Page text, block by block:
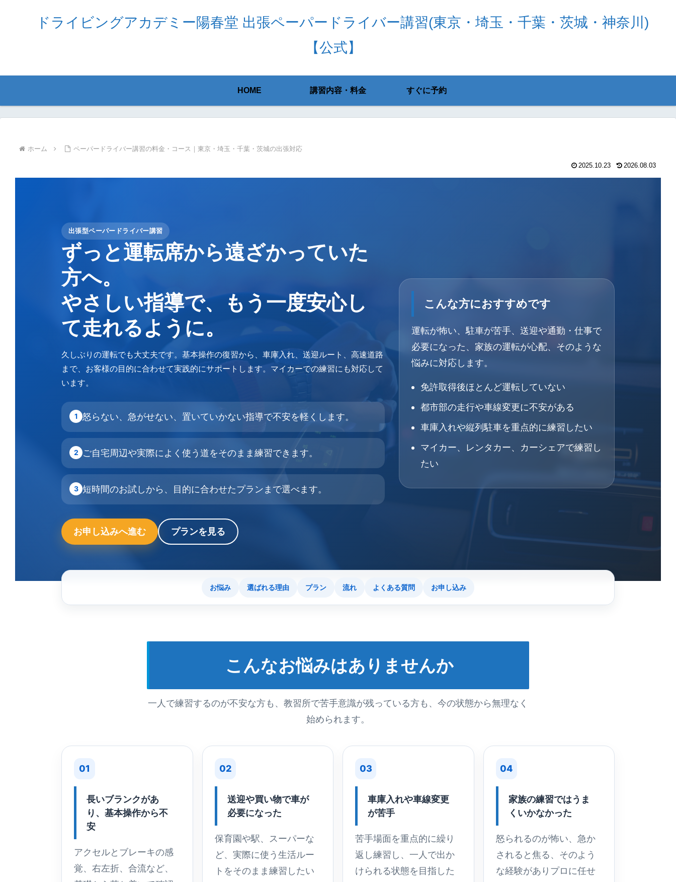
ドライビングアカデミー陽春堂 出張ペーパードライバー講習(東京・埼玉・千葉・茨城・神奈川)
【公式】
HOME 講習内容・料金 すぐに予約
ホーム ペーパードライバー講習の料金・コース｜東京・埼玉・千葉・茨城の出張対応
2025.10.23 2026.08.03
出張型ペーパードライバー講習
ずっと運転席から遠ざかっていた
方へ。
やさしい指導で、もう一度安心し
て走れるように。
久しぶりの運転でも大丈夫です。基本操作の復習から、車庫入れ、送迎ルート、高速道路
まで、お客様の目的に合わせて実践的にサポートします。マイカーでの練習にも対応して
います。
1 怒らない、急がせない、置いていかない指導で不安を軽くします。
2 ご自宅周辺や実際によく使う道をそのまま練習できます。
3 短時間のお試しから、目的に合わせたプランまで選べます。
お申し込みへ進む プランを見る
こんな方におすすめです
運転が怖い、駐車が苦手、送迎や通勤・仕事で
必要になった、家族の運転が心配、そのような
悩みに対応します。
免許取得後ほとんど運転していない
都市部の走行や車線変更に不安がある
車庫入れや縦列駐車を重点的に練習したい
マイカー、レンタカー、カーシェアで練習し
たい
お悩み 選ばれる理由 プラン 流れ よくある質問 お申し込み
こんなお悩みはありませんか
一人で練習するのが不安な方も、教習所で苦手意識が残っている方も、今の状態から無理なく
始められます。
01
長いブランクがあ
り、基本操作から不
安
アクセルとブレーキの感
覚、右左折、合流など、
02
送迎や買い物で車が
必要になった
保育園や駅、スーパーな
ど、実際に使う生活ルー
トをそのまま練習したい
03
車庫入れや車線変更
が苦手
苦手場面を重点的に繰り
返し練習し、一人で出か
けられる状態を目指した
04
家族の練習ではうま
くいかなかった
怒られるのが怖い、急か
されると焦る、そのよう
な経験がありプロに任せ